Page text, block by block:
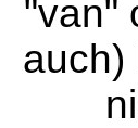
"van"
auch)